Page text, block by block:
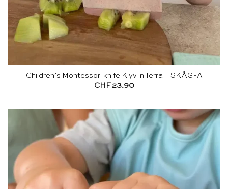
Children’s Montessori knife Klyv in Terra – SKÅGFÄ
CHF23.90